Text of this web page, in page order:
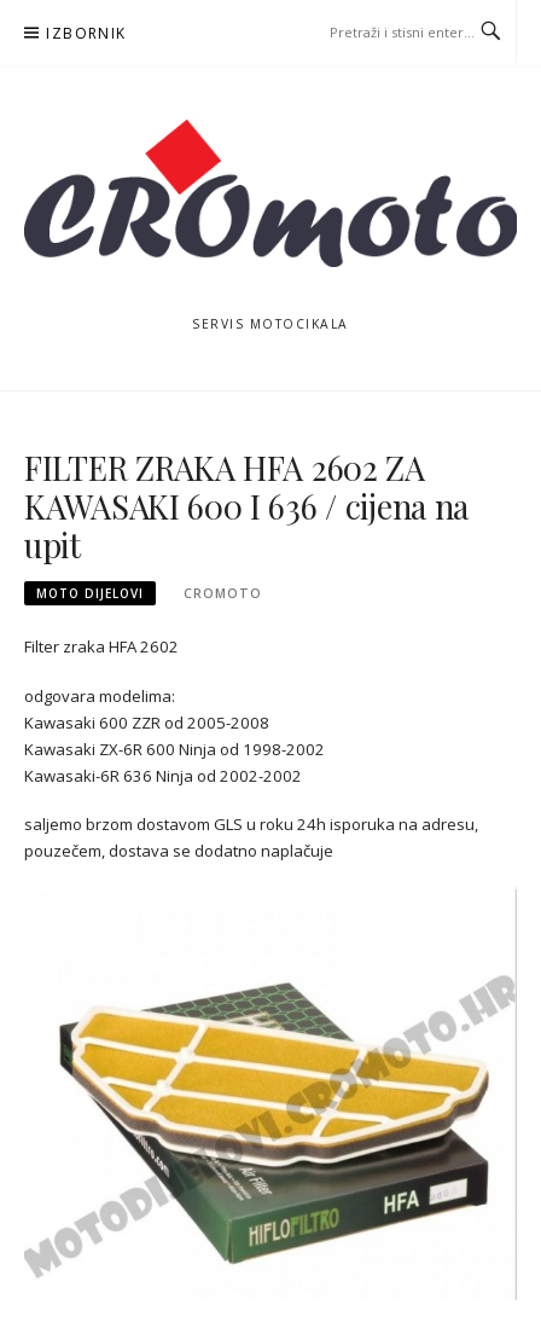
IZBORNIK
SERVIS MOTOCIKALA
FILTER ZRAKA HFA 2602 ZA
KAWASAKI 600 I 636 / cijena na
upit
MOTO DIJELOVI CROMOTO
Filter zraka HFA 2602
odgovara modelima:
Kawasaki 600 ZZR od 2005-2008
Kawasaki ZX-6R 600 Ninja od 1998-2002
Kawasaki-6R 636 Ninja od 2002-2002
saljemo brzom dostavom GLS u roku 24h isporuka na adresu,
pouzečem, dostava se dodatno naplačuje